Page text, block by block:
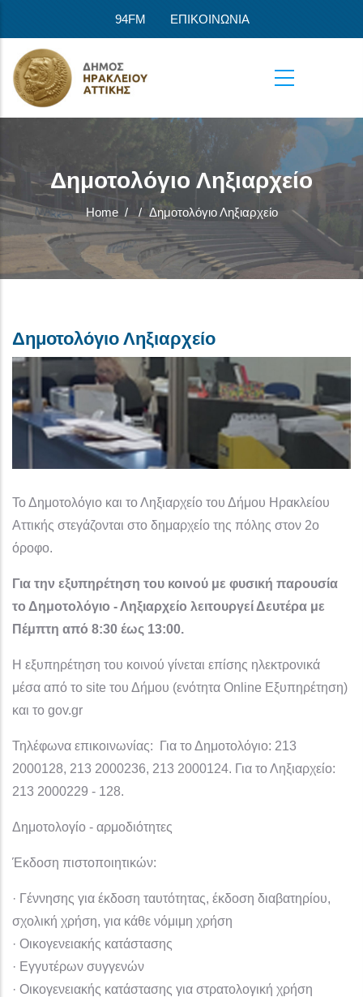
94FM ΕΠΙΚΟΙΝΩΝΙΑ
Δημοτολόγιο Ληξιαρχείο
Home / / Δημοτολόγιο Ληξιαρχείο
Δημοτολόγιο Ληξιαρχείο
Το Δημοτολόγιο και το Ληξιαρχείο του Δήμου Ηρακλείου
Αττικής στεγάζονται στο δημαρχείο της πόλης στον 2ο
όροφο.
Για την εξυπηρέτηση του κοινού με φυσική παρουσία
το Δημοτολόγιο - Ληξιαρχείο λειτουργεί Δευτέρα με
Πέμπτη από 8:30 έως 13:00.
Η εξυπηρέτηση του κοινού γίνεται επίσης ηλεκτρονικά
μέσα από το site του Δήμου (ενότητα Online Εξυπηρέτηση)
και το gov.gr
Τηλέφωνα επικοινωνίας: Για το Δημοτολόγιο: 213
2000128, 213 2000236, 213 2000124. Για το Ληξιαρχείο:
213 2000229 - 128.
Δημοτολογίο - αρμοδιότητες
Έκδοση πιστοποιητικών:
· Γέννησης για έκδοση ταυτότητας, έκδοση διαβατηρίου,
σχολική χρήση, για κάθε νόμιμη χρήση
· Οικογενειακής κατάστασης
· Εγγυτέρων συγγενών
· Οικογενειακής κατάστασης για στρατολογική χρήση